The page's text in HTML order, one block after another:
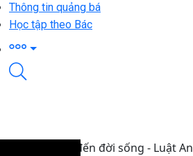
Thông tin quảng bá
Học tập theo Bác
Từ nghị trường đến đời sống - Luật An